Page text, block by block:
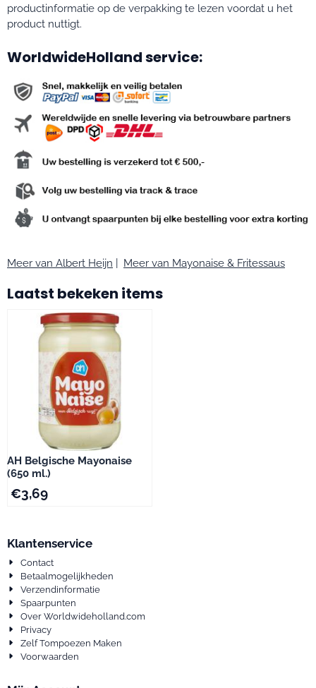
productinformatie op de verpakking te lezen voordat u het
product nuttigt.
WorldwideHolland service:
Meer van Albert Heijn Meer van Mayonaise & Fritessaus
Laatst bekeken items
AH Belgische Mayonaise
(650 ml.)
€3,69
Klantenservice
Contact
Betaalmogelijkheden
Verzendinformatie
Spaarpunten
Over Worldwideholland.com
Privacy
Zelf Tompoezen Maken
Voorwaarden